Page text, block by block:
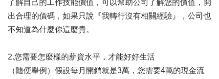
了解自己的工作技能價值，可以幫助公司了解您的價值，開
出合理的價碼，如果只說『我轉行沒有相關經驗』，公司也
不知道為什麼你這麼貴。
2.您需要怎麼樣的薪資水平，才能好好生活
（隨便舉例）假設每月開銷就是3萬，您需要4萬的現金流